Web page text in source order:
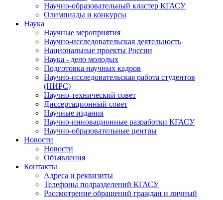
Научно-образовательный кластер КГАСУ
Олимпиады и конкурсы
Наука
Научные мероприятия
Научно-исследовательская деятельность
Национальные проекты России
Наука - дело молодых
Подготовка научных кадров
Научно-исследовательская работа студентов
(НИРС)
Научно-технический совет
Диссертационный совет
Научные издания
Научно-инновационные разработки КГАСУ
Научно-образовательные центры
Новости
Новости
Объявления
Контакты
Адреса и реквизиты
Телефоны подразделений КГАСУ
Рассмотрение обращений граждан и личный